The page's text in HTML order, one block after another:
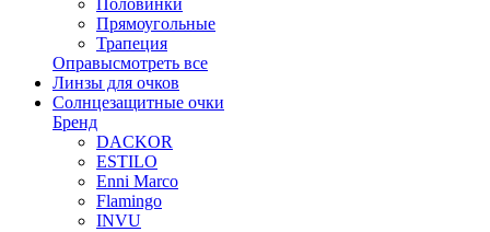
Прямоугольные
Трапеция
Оправысмотреть все
Линзы для очков
Солнцезащитные очки
Бренд
DACKOR
ESTILO
Enni Marco
Flamingo
INVU